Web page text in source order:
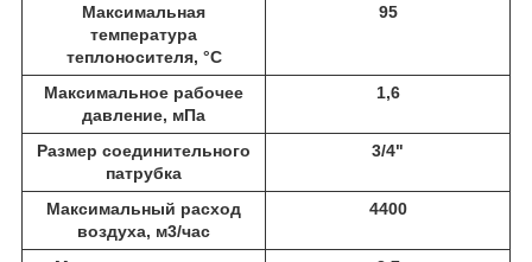
Максимальная
температура
теплоносителя, °С
95
Максимальное рабочее
давление, мПа
1,6
Размер соединительного
патрубка
3/4"
Максимальный расход
воздуха, м3/час
4400